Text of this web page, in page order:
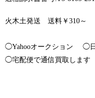
火木土発送 送料￥310～
◯Yahooオークション
◯
◯宅配便で通信買取します